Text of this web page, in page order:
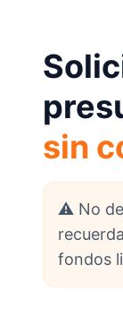
sin
⚠️ No
fondos